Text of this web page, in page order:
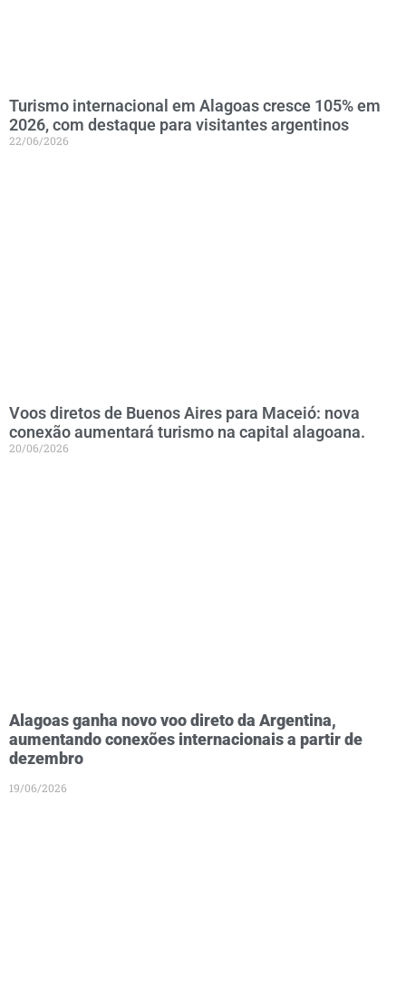
Turismo internacional em Alagoas cresce 105% em
2026, com destaque para visitantes argentinos
22/06/2026
Voos diretos de Buenos Aires para Maceió: nova
conexão aumentará turismo na capital alagoana.
20/06/2026
Alagoas ganha novo voo direto da Argentina,
aumentando conexões internacionais a partir de
dezembro
19/06/2026